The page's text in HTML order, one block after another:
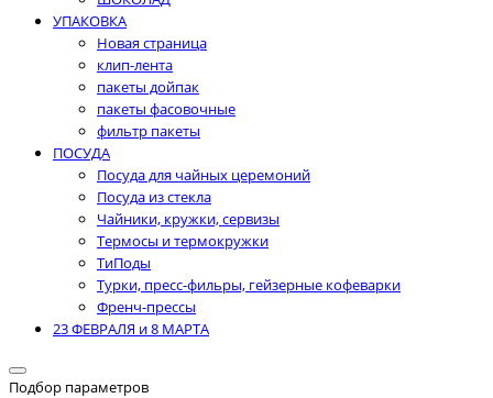
УПАКОВКА
Новая страница
клип-лента
пакеты дойпак
пакеты фасовочные
фильтр пакеты
ПОСУДА
Посуда для чайных церемоний
Посуда из стекла
Чайники, кружки, сервизы
Термосы и термокружки
ТиПоды
Турки, пресс-фильры, гейзерные кофеварки
Френч-прессы
23 ФЕВРАЛЯ и 8 МАРТА
Подбор параметров